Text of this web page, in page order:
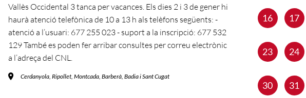
Vallès Occidental 3 tanca per vacances. Els dies 2 i 3 de gener hi
haurà atenció telefònica de 10 a 13 h als telèfons següents: -
atenció a l’usuari: 677 255 023 - suport a la inscripció: 677 532
129 També es poden fer arribar consultes per correu electrònic
a l’adreça del CNL.
Cerdanyola, Ripollet, Montcada, Barberà, Badia i Sant Cugat
16 17
23 24
30 31